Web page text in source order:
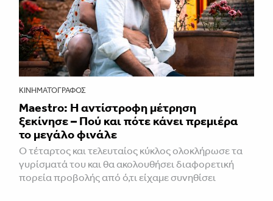
ΚΙΝΗΜΑΤΟΓΡΆΦΟΣ
Maestro: Η αντίστροφη μέτρηση
ξεκίνησε – Πού και πότε κάνει πρεμιέρα
το μεγάλο φινάλε
Ο τέταρτος και τελευταίος κύκλος ολοκλήρωσε τα
γυρίσματά του και θα ακολουθήσει διαφορετική
πορεία προβολής από ό,τι είχαμε συνηθίσει